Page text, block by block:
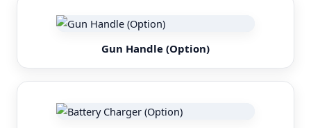
Gun Handle (Option)